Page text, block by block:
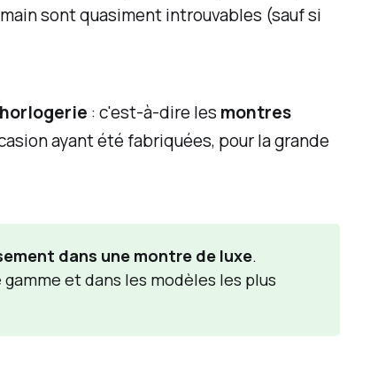
sont quasiment introuvables (sauf si
: c'est-à-dire les montres
ayant été fabriquées, pour la grande
dans une montre de luxe.
et dans les modèles les plus